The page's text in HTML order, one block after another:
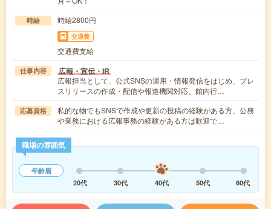
時給 時給2800円
交通費
交通費支給
仕事内容 広報・宣伝・IR
広報担当として、公式SNSの運用・情報発信をはじめ、プレ
スリリースの作成・配信や報道機関対応、館内行…
応募資格
私的な物でもSNSで作成や更新の投稿の経験がある方、公務
や業務における広報事務の経験がある方は歓迎で…
職場の雰囲気
年齢層
20代
30代 40代 50代 60代